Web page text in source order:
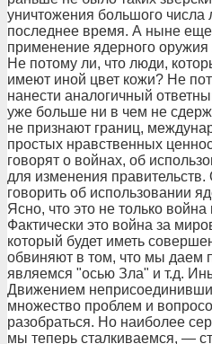
уничтожения большого числа
последнее время. А ныне еще
применение ядерного
Не потому ли, что люди,
имеют иной цвет кожи? Не
нанести аналогичный
уже больше ни в чем не
не признают границ,
простых нравственных
говорят о войнах, об
для изменения
говорить об использовании
Ясно, что это не только
Фактически это война за
который будет иметь
обвиняют в том, что мы даем
являемся "осью Зла" и т.д.
Движением
множество проблем и
разобраться. Но наиболее
мы теперь сталкиваемся, —